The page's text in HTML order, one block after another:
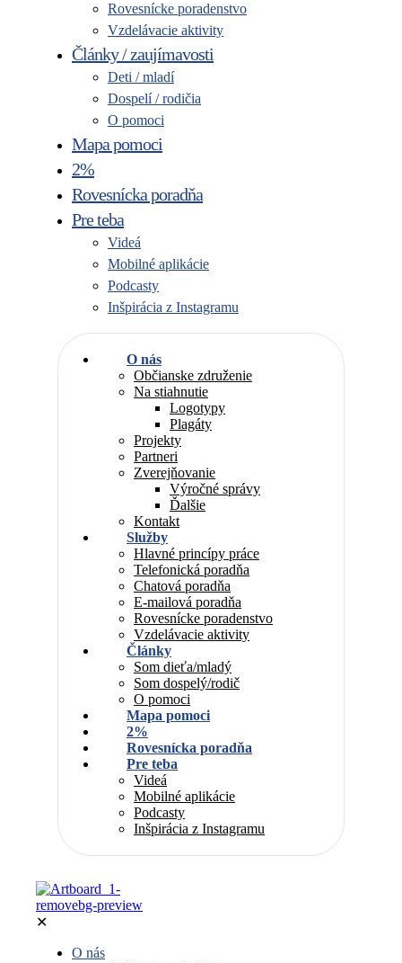
Rovesnícke poradenstvo
Vzdelávacie aktivity
Články / zaujímavosti
Deti / mladí
Dospelí / rodičia
O pomoci
Mapa pomoci
2%
Rovesnícka poradňa
Pre teba
Videá
Mobilné aplikácie
Podcasty
Inšpirácia z Instagramu
O nás
Občianske združenie
Na stiahnutie
Logotypy
Plagáty
Projekty
Partneri
Zverejňovanie
Výročné správy
Ďalšie
Kontakt
Služby
Hlavné princípy práce
Telefonická poradňa
Chatová poradňa
E-mailová poradňa
Rovesnícke poradenstvo
Vzdelávacie aktivity
Články
Som dieťa/mladý
Som dospelý/rodič
O pomoci
Mapa pomoci
2%
Rovesnícka poradňa
Pre teba
Videá
Mobilné aplikácie
Podcasty
Inšpirácia z Instagramu
✕
O nás